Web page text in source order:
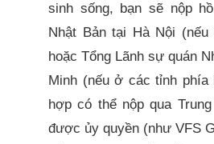
sinh sống, bạn sẽ nộp
Nhật Bản tại Hà Nội
hoặc Tổng Lãnh sự quán
Minh (nếu ở các tỉnh
hợp có thể nộp qua
được ủy quyền (như VFS